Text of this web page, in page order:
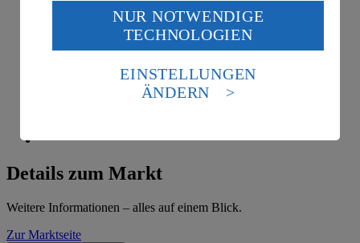
Details zum Markt
Weitere Informationen – alles auf einem Blick.
Zur Marktseite
Wenn du auf „Aktivieren“ klickst, willigst du im Sinne
des Art. 49 Abs. 1 Satz 1 lit. a) DSGVO ein, dass deine
Daten in den USA verarbeitet werden. Der EuGH sieht
die USA als Land mit einem nach europäischen
Standards nicht angemessenen Datenschutzniveau an.
Es besteht das Risiko eines Zugriffs durch US-
Informationen zum Herausgeber der Seite findest du
NUR NOTWENDIGE
TECHNOLOGIEN
EINSTELLUNGEN
ÄNDERN